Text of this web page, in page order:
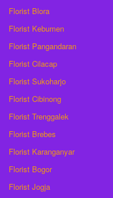
Florist Blora
Florist Kebumen
Florist Pangandaran
Florist Cilacap
Florist Sukoharjo
Florist Cibinong
Florist Trenggalek
Florist Brebes
Florist Karanganyar
Florist Bogor
Florist Jogja